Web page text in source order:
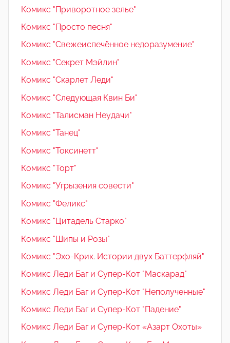
Комикс "Приворотное зелье"
Комикс "Просто песня"
Комикс "Свежеиспечённое недоразумение"
Комикс "Секрет Мэйлин"
Комикс "Скарлет Леди"
Комикс "Следующая Квин Би"
Комикс "Талисман Неудачи"
Комикс "Танец"
Комикс "Токсинетт"
Комикс "Торт"
Комикс "Угрызения совести"
Комикс "Феликс"
Комикс "Цитадель Старко"
Комикс "Шипы и Розы"
Комикс "Эхо-Крик. Истории двух Баттерфляй"
Комикс Леди Баг и Супер-Кот "Маскарад"
Комикс Леди Баг и Супер-Кот "Неполученные"
Комикс Леди Баг и Супер-Кот "Падение"
Комикс Леди Баг и Супер-Кот «Азарт Охоты»